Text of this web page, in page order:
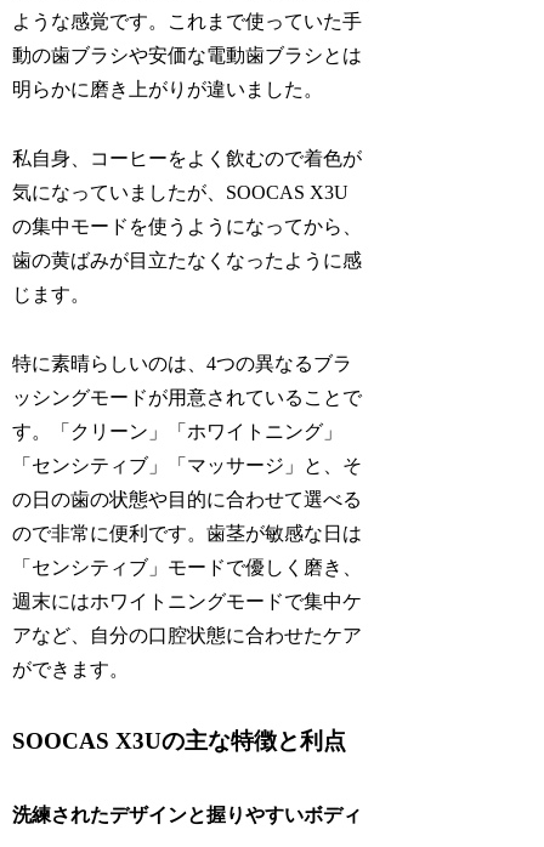
ような感覚です。これまで使っていた手
動の歯ブラシや安価な電動歯ブラシとは
明らかに磨き上がりが違いました。
私自身、コーヒーをよく飲むので着色が
気になっていましたが、SOOCAS X3U
の集中モードを使うようになってから、
歯の黄ばみが目立たなくなったように感
じます。
特に素晴らしいのは、4つの異なるブラ
ッシングモードが用意されていることで
す。「クリーン」「ホワイトニング」
「センシティブ」「マッサージ」と、そ
の日の歯の状態や目的に合わせて選べる
ので非常に便利です。歯茎が敏感な日は
「センシティブ」モードで優しく磨き、
週末にはホワイトニングモードで集中ケ
アなど、自分の口腔状態に合わせたケア
ができます。
SOOCAS X3Uの主な特徴と利点
洗練されたデザインと握りやすいボディ